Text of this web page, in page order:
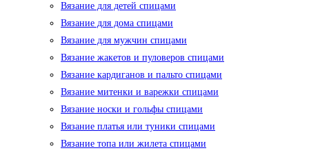
Вязание для детей спицами
Вязание для дома спицами
Вязание для мужчин спицами
Вязание жакетов и пуловеров спицами
Вязание кардиганов и пальто спицами
Вязание митенки и варежки спицами
Вязание носки и гольфы спицами
Вязание платья или туники спицами
Вязание топа или жилета спицами